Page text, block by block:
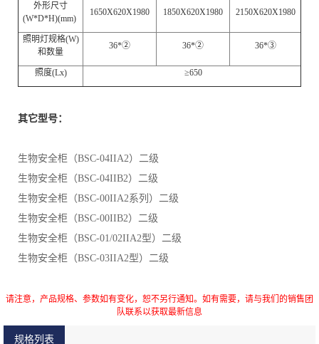
外形尺寸
(W*D*H)(mm)
1650X620X1980 1850X620X1980 2150X620X1980
照明灯规格(W)
和数量
36*② 36*② 36*③
照度(Lx) ≥650
其它型号：
生物安全柜（BSC-04IIA2）二级
生物安全柜（BSC-04IIB2）二级
生物安全柜（BSC-00IIA2系列）二级
生物安全柜（BSC-00IIB2）二级
生物安全柜（BSC-01/02IIA2型）二级
生物安全柜（BSC-03IIA2型）二级
请注意，产品规格、参数如有变化，恕不另行通知。如有需要，请与我们的销售团
队联系以获取最新信息
规格列表